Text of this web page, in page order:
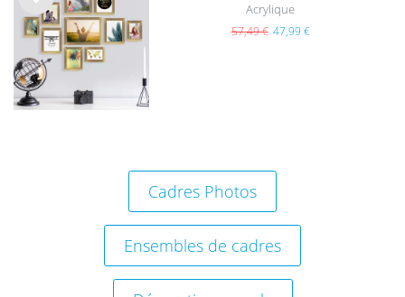
List
e de
sou
hait
s
Acrylique
57,49 € 47,99 €
Cadres Photos
Ensembles de cadres